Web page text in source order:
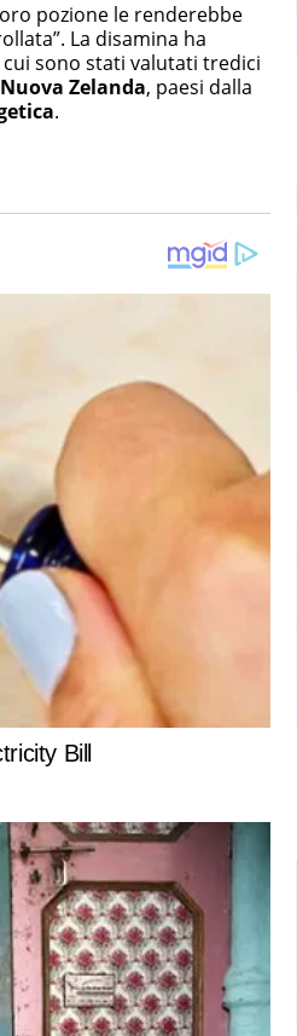
pozione le renderebbe
La disamina ha
sono stati valutati tredici
Nuova Zelanda, paesi dalla
.